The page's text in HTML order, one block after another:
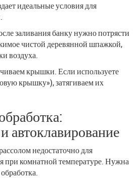
идеальные условия для
заливания банку нужно потрясти
чистой деревянной шпажкой,
воздуха.
крышки. Если используете
крышку»), затягиваем их
автоклавирование
недостаточно для
при комнатной температуре. Нужна